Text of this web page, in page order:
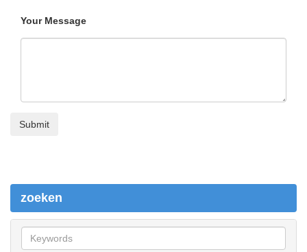
Your Message
zoeken
o